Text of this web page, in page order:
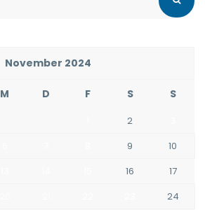
November 2024
M D F S S
2
9
10
16
17
24